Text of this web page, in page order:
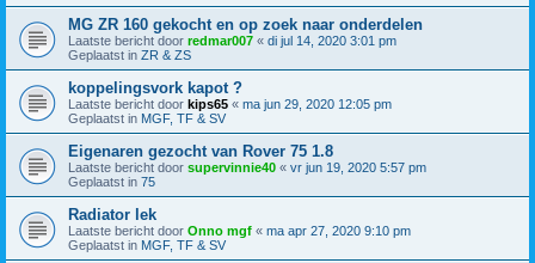
MG ZR 160 gekocht en op zoek naar onderdelen
Laatste bericht door redmar007 « di jul 14, 2020 3:01 pm
Geplaatst in ZR & ZS
koppelingsvork kapot ?
Laatste bericht door kips65 « ma jun 29, 2020 12:05 pm
Geplaatst in MGF, TF & SV
Eigenaren gezocht van Rover 75 1.8
Laatste bericht door supervinnie40 « vr jun 19, 2020 5:57 pm
Geplaatst in 75
Radiator lek
Laatste bericht door Onno mgf « ma apr 27, 2020 9:10 pm
Geplaatst in MGF, TF & SV